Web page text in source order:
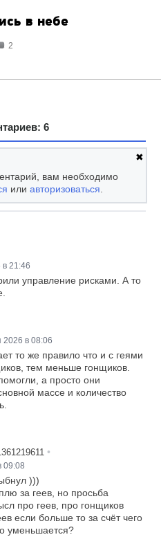
в небе
2
6
✖
вам необходимо
илиавторизоваться.
21:46
управление рисками. А то
2026 в 08:06
то же правило что и с геями
тем меньше гонщиков.
а просто они
массе и количество
•
09:08
)))
за геев, но просьба
про геев, про гонщиков
если больше то за счёт чего
уменьшается?